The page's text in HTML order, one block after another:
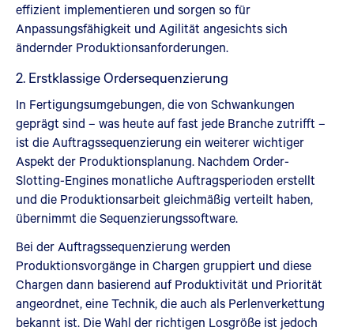
effizient implementieren und sorgen so für
Anpassungsfähigkeit und Agilität angesichts sich
ändernder Produktionsanforderungen.
2. Erstklassige Ordersequenzierung
In Fertigungsumgebungen, die von Schwankungen
geprägt sind – was heute auf fast jede Branche zutrifft –
ist die Auftragssequenzierung ein weiterer wichtiger
Aspekt der Produktionsplanung. Nachdem Order-
Slotting-Engines monatliche Auftragsperioden erstellt
und die Produktionsarbeit gleichmäßig verteilt haben,
übernimmt die Sequenzierungssoftware.
Bei der Auftragssequenzierung werden
Produktionsvorgänge in Chargen gruppiert und diese
Chargen dann basierend auf Produktivität und Priorität
angeordnet, eine Technik, die auch als Perlenverkettung
bekannt ist. Die Wahl der richtigen Losgröße ist jedoch